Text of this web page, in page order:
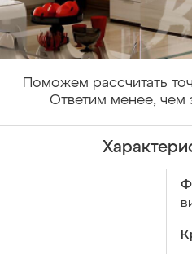
Поможем рассчитать
Ответим менее, чем